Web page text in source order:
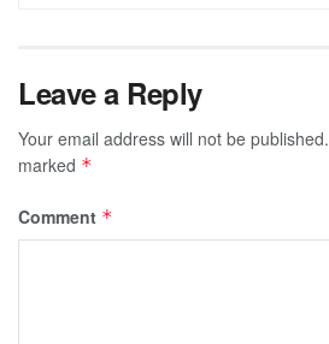
Leave a Reply
Your email address will not be published.
marked *
Comment *